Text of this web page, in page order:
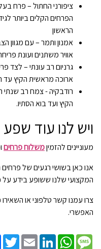
ציפורני החתול – פרח
הפרחים הקלים ביותר
הראשון
אמנון ותמר – עם מגוון
אוויר משתנים ועונת
גרניום רב עונתי – לצד
ארוכה מראשית הקיץ עד
רודבקיה - צמח רב שנתי
הקיץ ועד בוא הסתיו.
ויש לנו עוד
מעוניינים להזמיןמשלוח פרחים
אנו כאן בשושי רגעים של
המקצועי שלנו ששופע בידע על
צרו עמנו קשר טלפוני או
האפשרי.
Email
LinkedIn
WhatsAppMessage